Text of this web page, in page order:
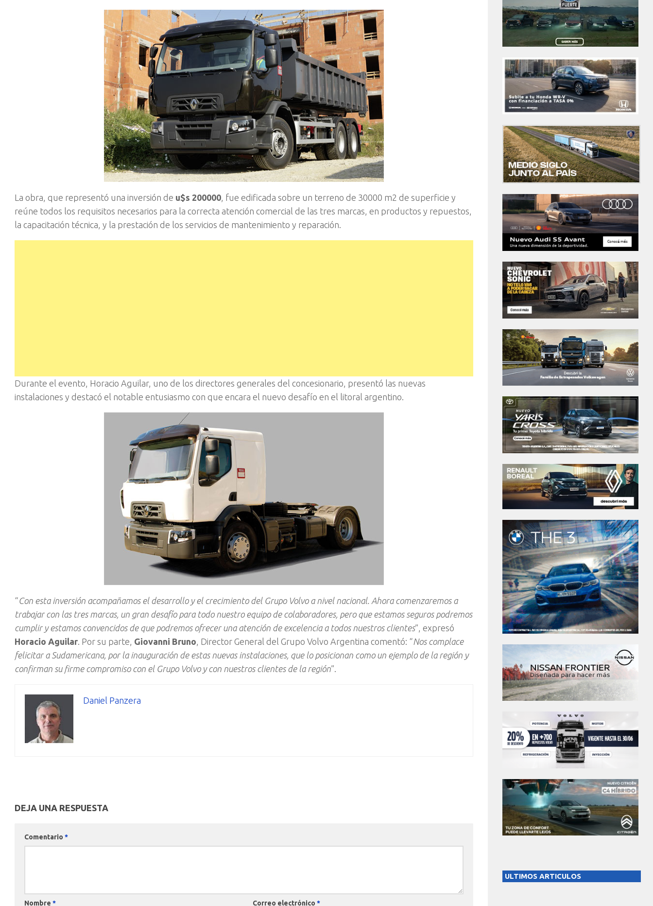
La obra, que representó una inversión de u$s 200000, fue edificada sobre un terreno de 30000 m2 de superficie y
reúne todos los requisitos necesarios para la correcta atención comercial de las tres marcas, en productos y repuestos,
la capacitación técnica, y la prestación de los servicios de mantenimiento y reparación.
Durante el evento, Horacio Aguilar, uno de los directores generales del concesionario, presentó las nuevas
instalaciones y destacó el notable entusiasmo con que encara el nuevo desafío en el litoral argentino.
“Con esta inversión acompañamos el desarrollo y el crecimiento del Grupo Volvo a nivel nacional. Ahora comenzaremos a
trabajar con las tres marcas, un gran desafío para todo nuestro equipo de colaboradores, pero que estamos seguros podremos
cumplir y estamos convencidos de que podremos ofrecer una atención de excelencia a todos nuestros clientes”, expresó
Horacio Aguilar. Por su parte, Giovanni Bruno, Director General del Grupo Volvo Argentina comentó: “Nos complace
felicitar a Sudamericana, por la inauguración de estas nuevas instalaciones, que lo posicionan como un ejemplo de la región y
confirman su firme compromiso con el Grupo Volvo y con nuestros clientes de la región”.
Daniel Panzera
DEJA UNA RESPUESTA
Comentario *
Nombre * Correo electrónico*
ULTIMOS ARTICULOS